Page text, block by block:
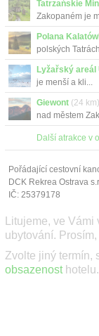
Tatrzańskie
Zakopaném je
Polana
polských
Lyžařský areál
je menší a kli...
Giewont (24 km)
nad městem
Další atrakce v
Pořádající cestovní
DCK Rekrea Ostrava
IČ: 25379178
Litujeme, ve
ubytování.
Zvolte jiný termín,
obsazenost hotelu.